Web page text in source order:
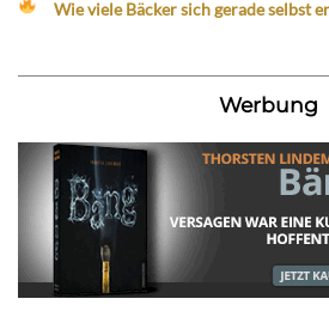
Wie viele Bäcker sich gerade selbst
Werbung